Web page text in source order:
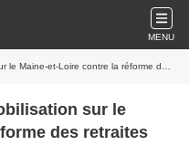
MENU
et-Loire contre la réforme des retraites
sur le
des retraites